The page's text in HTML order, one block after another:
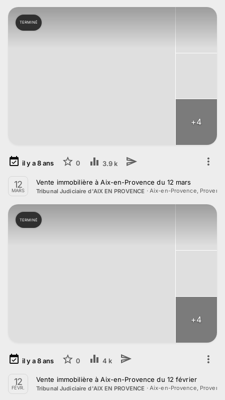
TERMINÉ
+4
il y a8ans 0 3.9 k
12
MARS
Vente immobilière à Aix-en-Provence du 12 mars
Tribunal Judiciaire d'AIX EN PROVENCE · Aix-en-Provence,
TERMINÉ
+4
il y a8ans 0 4 k
12
FÉVR.
Vente immobilière à Aix-en-Provence du 12 février
Tribunal Judiciaire d'AIX EN PROVENCE · Aix-en-Provence,